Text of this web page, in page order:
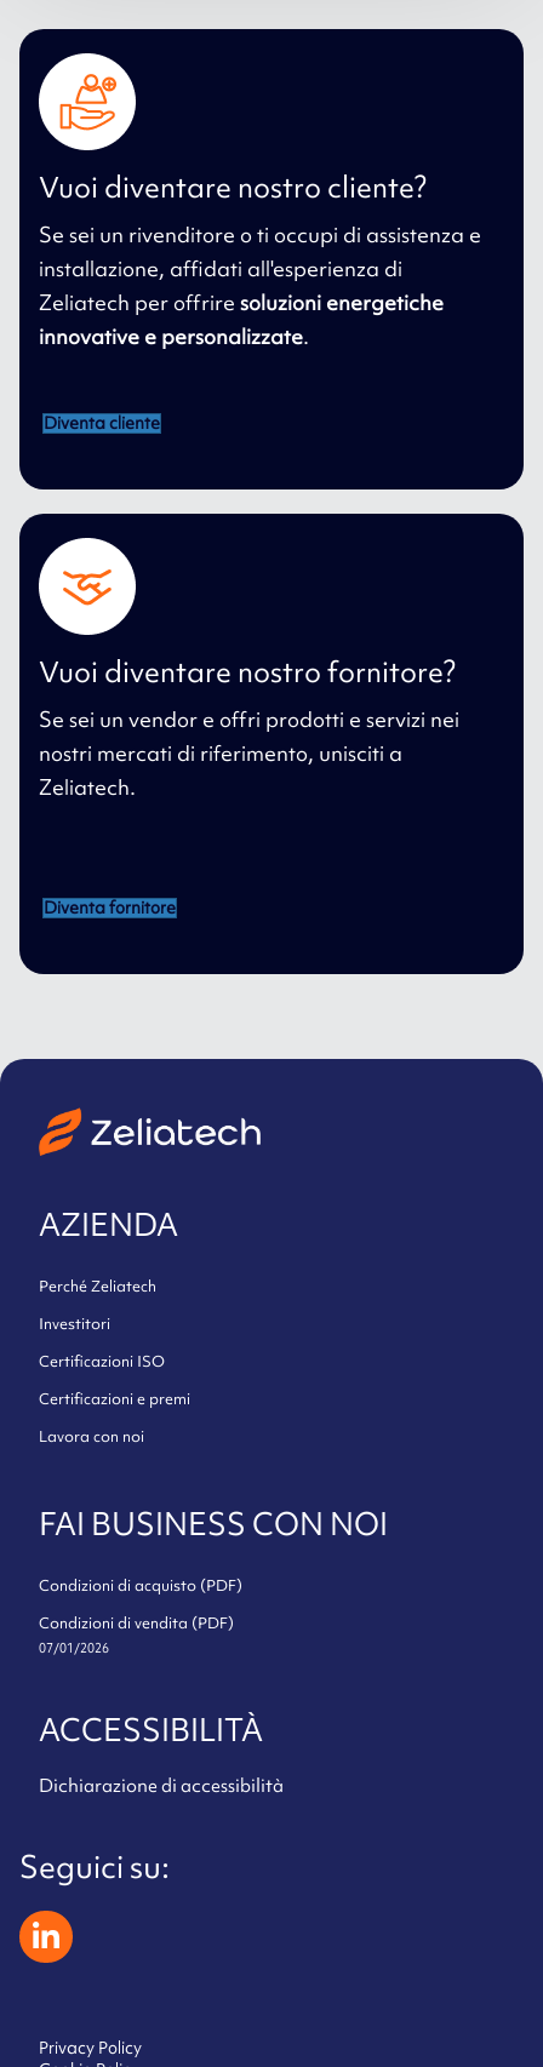
Vuoi diventare nostro cliente?
Se sei un rivenditore o ti occupi di assistenza e
installazione, affidati all'esperienza di
Zeliatech per offrire soluzioni energetiche
innovative e personalizzate.
Diventa cliente
Vuoi diventare nostro fornitore?
Se sei un vendor e offri prodotti e servizi nei
nostri mercati di riferimento, unisciti a
Zeliatech.
Diventa fornitore
AZIENDA
Perché Zeliatech
Investitori
Certificazioni ISO
Certificazioni e premi
Lavora con noi
FAI BUSINESS CON NOI
Condizioni di acquisto (PDF)
Condizioni di vendita (PDF)
07/01/2026
ACCESSIBILITÀ
Dichiarazione di accessibilità
Seguici su:
zeliatech linkedin
Privacy Policy